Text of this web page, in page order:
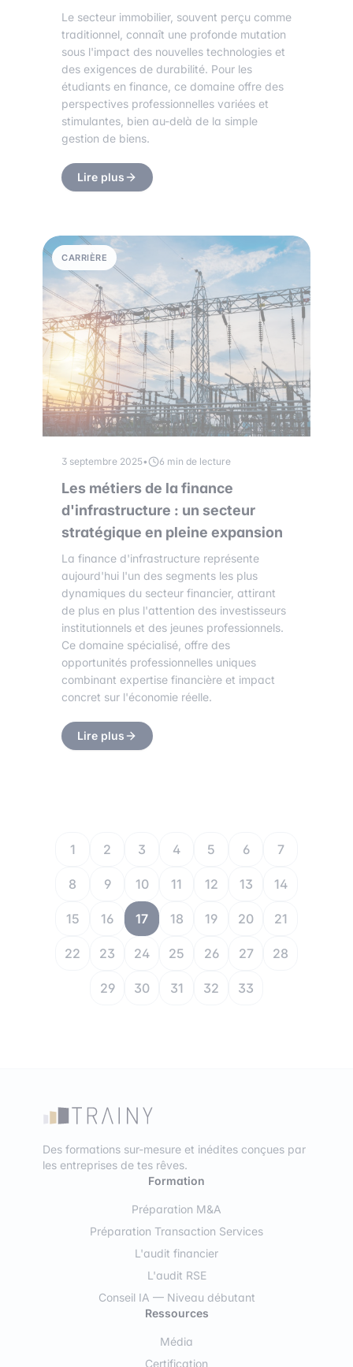
Le secteur immobilier, souvent perçu comme
traditionnel, connaît une profonde mutation
sous l'impact des nouvelles technologies et
des exigences de durabilité. Pour les
étudiants en finance, ce domaine offre des
perspectives professionnelles variées et
stimulantes, bien au-delà de la simple
gestion de biens.
Lire plus
CARRIÈRE
3 septembre 2025• 6 min de lecture
Les métiers de la finance
d'infrastructure : un secteur
stratégique en pleine expansion
La finance d'infrastructure représente
aujourd'hui l'un des segments les plus
dynamiques du secteur financier, attirant
de plus en plus l'attention des investisseurs
institutionnels et des jeunes professionnels.
Ce domaine spécialisé, offre des
opportunités professionnelles uniques
combinant expertise financière et impact
concret sur l'économie réelle.
Lire plus
1 2 3 4 5 6 7
8 9 10 11 12 13 14
15 16 17 18 19 20 21
22 23 24 25 26 27 28
29 30 31 32 33
Des formations sur-mesure et inédites conçues par
les entreprises de tes rêves.
Formation
Préparation M&A
Préparation Transaction Services
L'audit financier
L'audit RSE
Conseil IA — Niveau débutant
Ressources
Média
Certification